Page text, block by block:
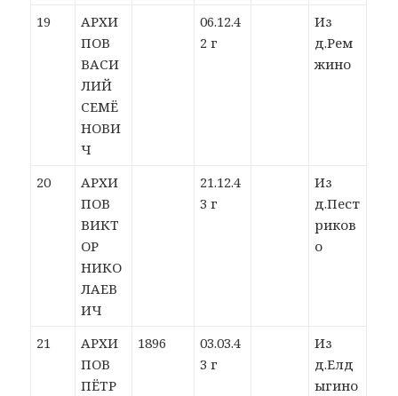
19
АРХИ
ПОВ
ВАСИ
ЛИЙ
СЕМЁ
НОВИ
Ч
06.12.4
2 г
Из
д.Рем
жино
20
АРХИ
ПОВ
ВИКТ
ОР
НИКО
ЛАЕВ
ИЧ
21.12.4
3 г
Из
д.Пест
риков
о
21
АРХИ
ПОВ
ПЁТР
1896
03.03.4
3 г
Из
д.Елд
ыгино